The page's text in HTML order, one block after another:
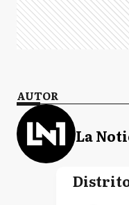
AUTOR
La